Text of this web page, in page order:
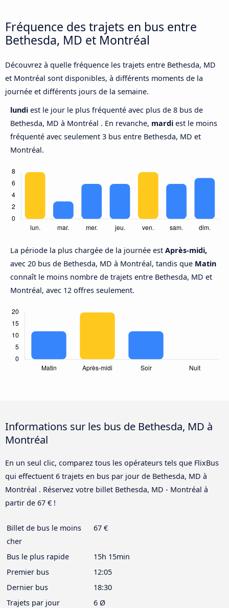
Fréquence des trajets en bus entre
Bethesda, MD et Montréal
Découvrez à quelle fréquence les trajets entre Bethesda, MD
et Montréal sont disponibles, à différents moments de la
journée et différents jours de la semaine.
lundi est le jour le plus fréquenté avec plus de 8 bus de
Bethesda, MD à Montréal . En revanche, mardi est le moins
fréquenté avec seulement 3 bus entre Bethesda, MD et
Montréal.
La période la plus chargée de la journée est Après-midi,
avec 20 bus de Bethesda, MD à Montréal, tandis que Matin
connaît le moins nombre de trajets entre Bethesda, MD et
Montréal, avec 12 offres seulement.
Informations sur les bus de Bethesda, MD à
Montréal
En un seul clic, comparez tous les opérateurs tels que FlixBus
qui effectuent 6 trajets en bus par jour de Bethesda, MD à
Montréal . Réservez votre billet Bethesda, MD - Montréal à
partir de 67 € !
Billet de bus le moins
cher
67 €
Bus le plus rapide
15h 15min
Premier bus
12:05
Dernier bus
18:30
Trajets par jour
6 Ø